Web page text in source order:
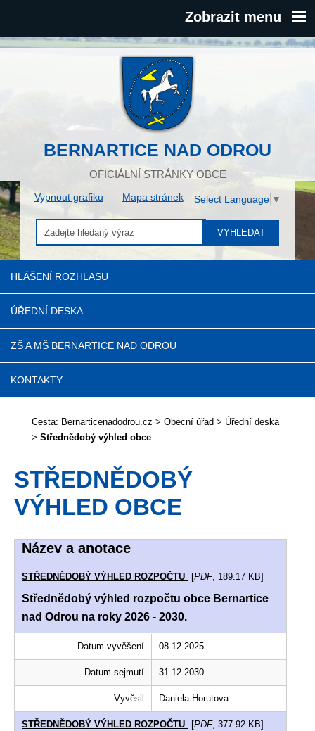
Zobrazit menu
BERNARTICE NAD ODROU
OFICIÁLNÍ STRÁNKY OBCE
Vypnout grafiku Mapa stránek Select Language ▼
VYHLEDAT
HLÁŠENÍ ROZHLASU
ÚŘEDNÍ DESKA
ZŠ A MŠ BERNARTICE NAD ODROU
KONTAKTY
Cesta: Bernarticenadodrou.cz > Obecní úřad > Úřední deska
> Střednědobý výhled obce
STŘEDNĚDOBÝ
VÝHLED OBCE
Název a anotace
STŘEDNĚDOBÝ VÝHLED ROZPOČTU [PDF, 189.17 KB]
Střednědobý výhled rozpočtu obce Bernartice
nad Odrou na roky 2026 - 2030.
Datum vyvěšení 08.12.2025
Datum sejmutí 31.12.2030
Vyvěsil Daniela Horutova
STŘEDNĚDOBÝ VÝHLED ROZPOČTU [PDF, 377.92 KB]